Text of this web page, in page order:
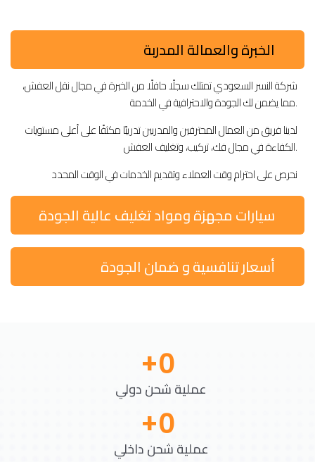
الخبرة والعمالة المدربة
شركة النسر السعودي تمتلك سجلًا حافلًا من الخبرة في مجال نقل العفش،
مما يضمن لك الجودة والاحترافية في الخدمة.
لدينا فريق من العمال المحترفين والمدربين تدريبًا مكثفًا على أعلى مستويات
الكفاءة في مجال فك، تركيب، وتغليف العفش.
نحرص على احترام وقت العملاء وتقديم الخدمات في الوقت المحدد
سيارات مجهزة ومواد تغليف عالية الجودة
أسعار تنافسية و ضمان الجودة
+0
عملية شحن دولي
+0
عملية شحن داخلي